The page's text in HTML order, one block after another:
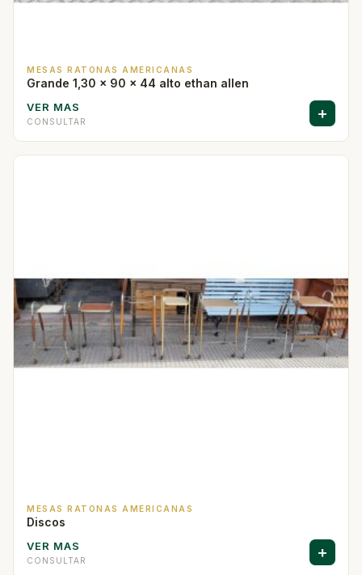
MESAS RATONAS AMERICANAS
Grande 1,30 x 90 x 44 alto ethan allen
VER MAS
CONSULTAR +
MESAS RATONAS AMERICANAS
Discos
VER MAS
CONSULTAR +